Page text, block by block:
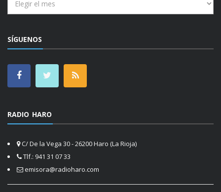
SÍGUENOS
RADIO HARO
C/ De la Vega 30 - 26200 Haro (La Rioja)
Tlf.: 941 31 07 33
emisora@radioharo.com